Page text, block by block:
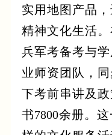
实用地图产品
精神文化生活
兵军考备考与
业师资团队，
下考前串讲及
书7800余册。